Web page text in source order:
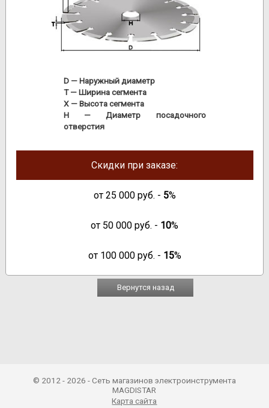
D— Наружный диаметр
T— Ширина сегмента
X— Высота сегмента
H— Диаметр посадочного
отверстия
Скидки при заказе:
от 25 000руб. - 5%
от 50 000 руб. - 10%
от 100 000руб. - 15%
Вернутся назад
© 2012 - 2026 - Сеть магазинов электроинструмента
MAGDISTAR
Карта сайта